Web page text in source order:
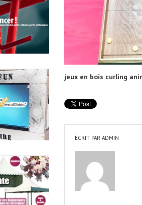
jeux en bois curling
ÉCRIT PAR ADMIN